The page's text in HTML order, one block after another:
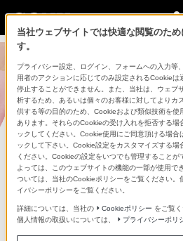
当社ウェブサイトでは快適な閲覧のた
す。
プライバシー設定、ログイン、フォームへの入力等
用者のアクションに応じてのみ設定されるCookie
停止することができません。また、当社は、ウェブ
析するため、あるいは個々のお客様に対してよりカ
供する等の目的のため、Cookieおよび類似技術を使
あります。それらのCookieの受け入れを拒否する場
ックしてください。Cookie使用にご同意頂ける場合
ックして下さい。Cookie設定をカスタマイズする
ください。Cookieの設定をいつでも管理すること
よっては、このウェブサイトの機能の一部が使用で
ついては、当社のCookieポリシーをご覧ください。
イバシーポリシーをご覧ください。
詳細については、当社の Cookieポリシー をご覧く
個人情報の取扱いについては、
プライバシーポリ